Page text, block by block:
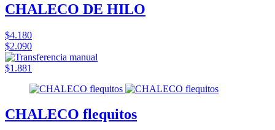
CHALECO DE HILO
$4.180
$2.090
$1.881
CHALECO flequitos